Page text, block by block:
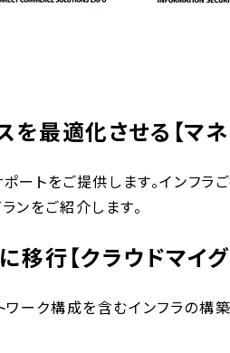
最適化させる【マ
トをご提供します。インフ
ンをご紹介します。
行【クラウドマイグ
ーク構成を含むインフラの構